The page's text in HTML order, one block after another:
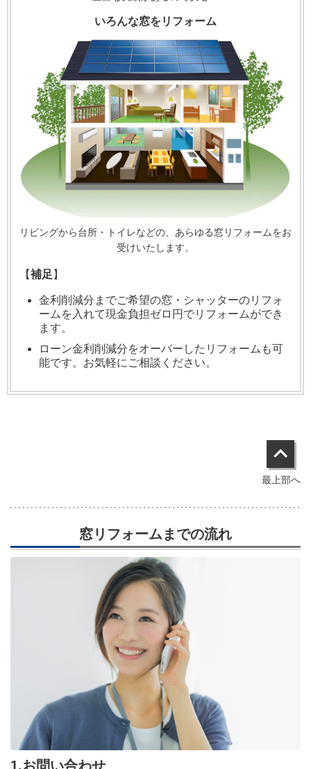
いろんな窓をリフォーム
リビングから台所・トイレなどの、あらゆる窓リフォームをお
受けいたします。
【補足 】
金利削減分までご希望の窓・シャッターのリフォ
ームを入れて現金負担ゼロ円でリフォームができ
ます。
ローン金利削減分をオーバーしたリフォームも可
能です。お気軽にご相談ください。
最上部へ
窓リフォームまでの流れ
1.お問い合わせ